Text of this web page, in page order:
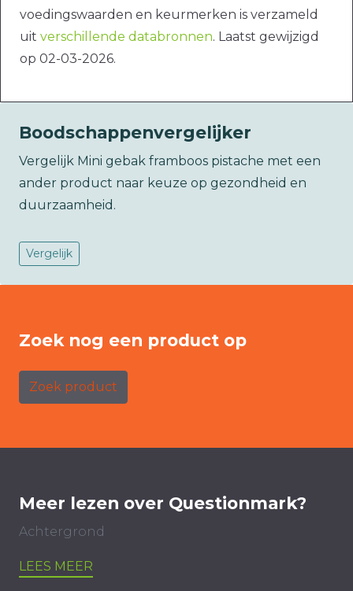
voedingswaarden en keurmerken is verzameld
uit verschillende databronnen. Laatst gewijzigd
op 02-03-2026.
Boodschappenvergelijker
Vergelijk Mini gebak framboos pistache met een
ander product naar keuze op gezondheid en
duurzaamheid.
Vergelijk
Zoek nog een product op
Zoek product
Meer lezen over Questionmark?
Achtergrond
LEES MEER